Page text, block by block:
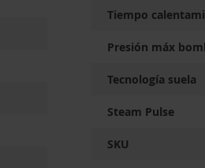
Tiempo
Presión máx
Tecnología suela
Steam Pulse
SKU